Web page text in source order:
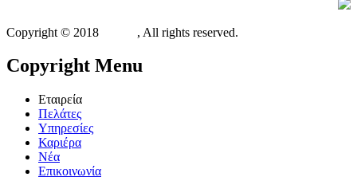
Copyright © 2018 , All rights reserved.
Copyright Menu
Εταιρεία
Πελάτες
Υπηρεσίες
Καριέρα
Νέα
Επικοινωνία